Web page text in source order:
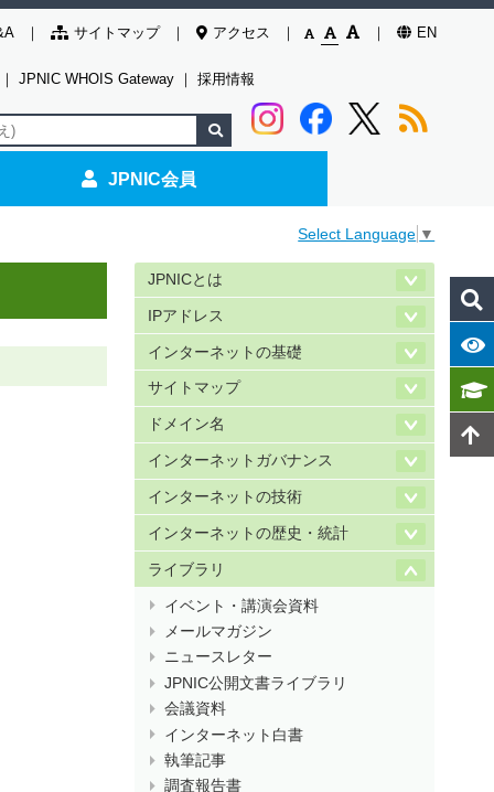
サイトマップ アクセス EN
｜ JPNIC WHOIS Gateway ｜ 採用情報
JPNIC会員
Select Language ▼
JPNICとは
IPアドレス
インターネットの基礎
サイトマップ
ドメイン名
インターネットガバナンス
インターネットの技術
インターネットの歴史・統計
ライブラリ
イベント・講演会資料
メールマガジン
ニュースレター
JPNIC公開文書ライブラリ
会議資料
インターネット白書
執筆記事
調査報告書